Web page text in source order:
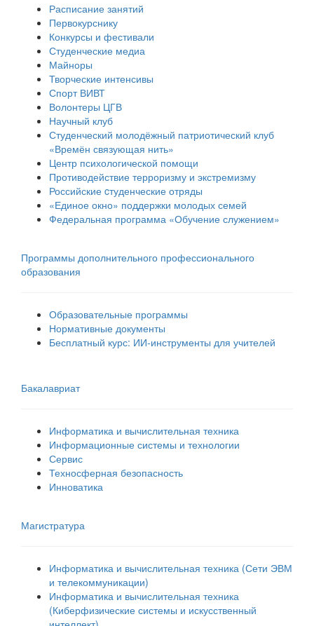
Расписание занятий
Первокурснику
Конкурсы и фестивали
Студенческие медиа
Майноры
Творческие интенсивы
Спорт ВИВТ
Волонтеры ЦГВ
Научный клуб
Студенческий молодёжный патриотический клуб
«Времён связующая нить»
Центр психологической помощи
Противодействие терроризму и экстремизму
Российские cтуденческие отряды
«Единое окно» поддержки молодых семей
Федеральная программа «Обучение служением»
Программы дополнительного профессионального
образования
Образовательные программы
Нормативные документы
Бесплатный курс: ИИ‑инструменты для учителей
Бакалавриат
Информатика и вычислительная техника
Информационные системы и технологии
Сервис
Техносферная безопасность
Инноватика
Магистратура
Информатика и вычислительная техника (Сети ЭВМ
и телекоммуникации)
Информатика и вычислительная техника
(Киберфизические системы и искусственный